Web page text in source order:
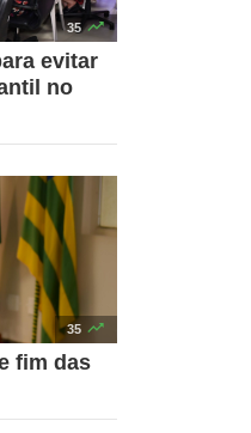
35 
evitar
no
35 
fim das